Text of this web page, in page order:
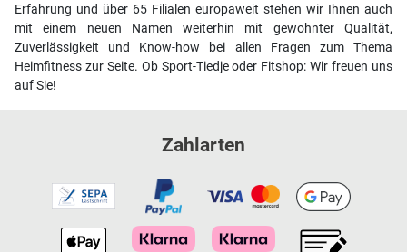
Erfahrung und über 65 Filialen europaweit stehen wir Ihnen auch
mit einem neuen Namen weiterhin mit gewohnter Qualität,
Zuverlässigkeit und Know-how bei allen Fragen zum Thema
Heimfitness zur Seite. Ob Sport-Tiedje oder Fitshop: Wir freuen uns
auf Sie!
Zahlarten